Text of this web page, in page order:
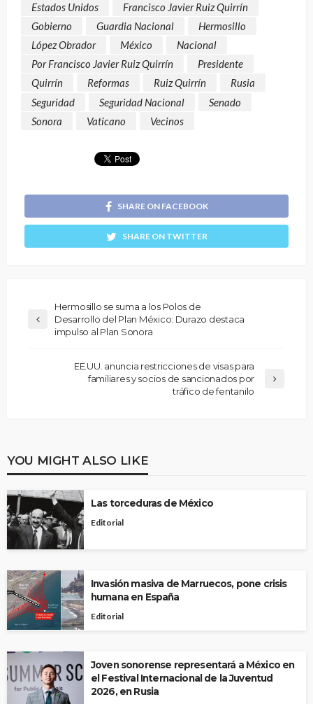
Estados Unidos
Francisco Javier Ruiz Quirrín
Gobierno
Guardia Nacional
Hermosillo
López Obrador
México
Nacional
Por Francisco Javier Ruiz Quirrín
Presidente
Quirrín
Reformas Ruiz Quirrín
Rusia
Seguridad
Seguridad Nacional
Senado
Sonora
Vaticano Vecinos
SHARE ON FACEBOOK
SHARE ON TWITTER
Hermosillo se suma a los Polos de
Desarrollo del Plan México: Durazo destaca
impulso al Plan Sonora
EE.UU. anuncia restricciones de visas para
familiares y socios de sancionados por
tráfico de fentanilo
YOU MIGHT ALSO LIKE
Las torceduras de México
Editorial
Invasión masiva de Marruecos, pone crisis
humana en España
Editorial
Joven sonorense representará a México en
el Festival Internacional de la Juventud
2026, en Rusia